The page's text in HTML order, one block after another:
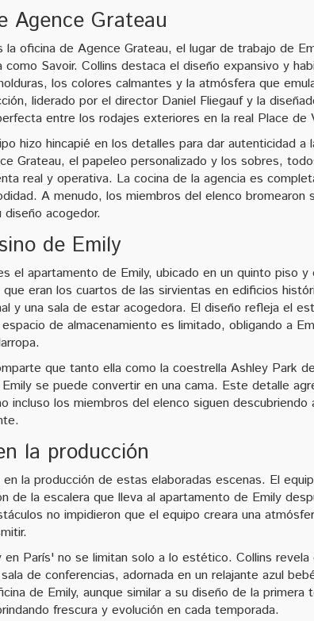
Agence Grateau
oficina de Agence Grateau, el lugar de trabajo de
Savoir. Collins destaca el diseño expansivo y
los colores calmantes y la atmósfera que
liderado por el director Daniel Fliegauf y la
entre los rodajes exteriores en la real Place
hizo hincapié en los detalles para dar autenticidad a
Grateau, el papeleo personalizado y los sobres,
real y operativa. La cocina de la agencia es
A menudo, los miembros del elenco bromearon
acogedor.
de Emily
el apartamento de Emily, ubicado en un quinto piso y
eran los cuartos de las sirvientas en edificios
y una sala de estar acogedora. El diseño refleja el
de almacenamiento es limitado, obligando a
que tanto ella como la coestrella Ashley Park
se puede convertir en una cama. Este detalle
incluso los miembros del elenco siguen
la producción
la producción de estas elaboradas escenas. El
de la escalera que lleva al apartamento de Emily
no impidieron que el equipo creara una
París' no se limitan solo a lo estético. Collins
de conferencias, adornada en un relajante azul
de Emily, aunque similar a su diseño de la primera
frescura y evolución en cada temporada.